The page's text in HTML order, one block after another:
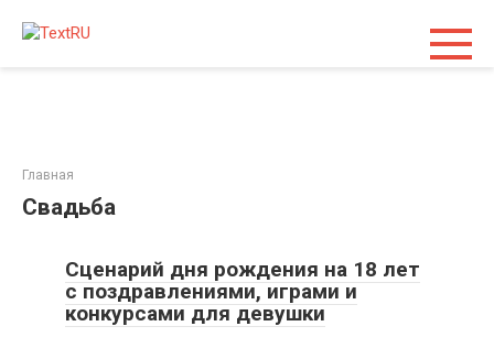
Главная
Свадьба
Сценарий дня рождения на 18 лет
с поздравлениями, играми и
конкурсами для девушки